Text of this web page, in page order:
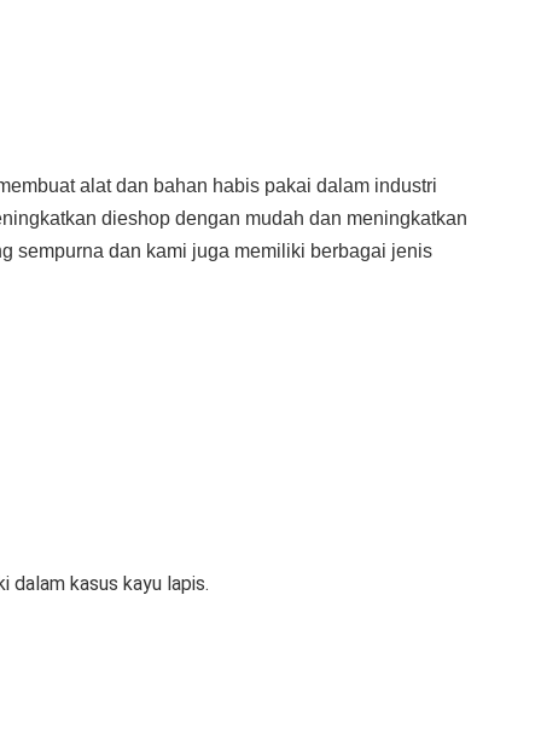
alat dan bahan habis pakai dalam industri
dieshop dengan mudah dan meningkatkan
sempurna dan kami juga memiliki berbagai jenis
dalam kasus kayu lapis.